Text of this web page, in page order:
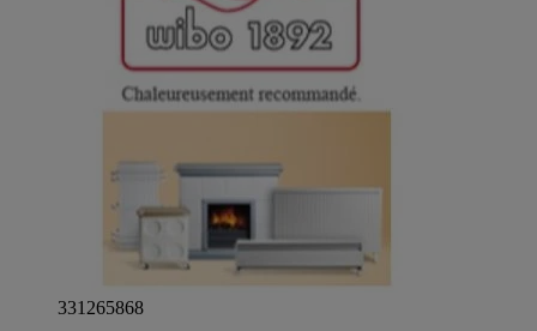
331265868